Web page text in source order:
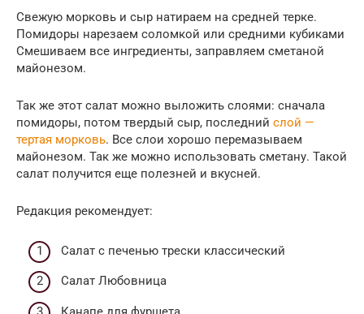
Свежую морковь и сыр натираем на средней терке.
Помидоры нарезаем соломкой или средними кубиками
Смешиваем все ингредиенты, заправляем сметаной
майонезом.
Так же этот салат можно выложить слоями: сначала
помидоры, потом твердый сыр, последний слой —
тертая морковь. Все слои хорошо перемазываем
майонезом. Так же можно использовать сметану. Такой
салат получится еще полезней и вкусней.
Редакция рекомендует:
Cалат с печенью трески классический
Салат Любовница